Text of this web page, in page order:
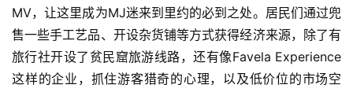
MV，让这里成为MJ迷来到里约的必到之处。居民们通过兜
售一些手工艺品、开设杂货铺等方式获得经济来源，除了有
旅行社开设了贫民窟旅游线路，还有像Favela Experience
这样的企业，抓住游客猎奇的心理，以及低价位的市场空